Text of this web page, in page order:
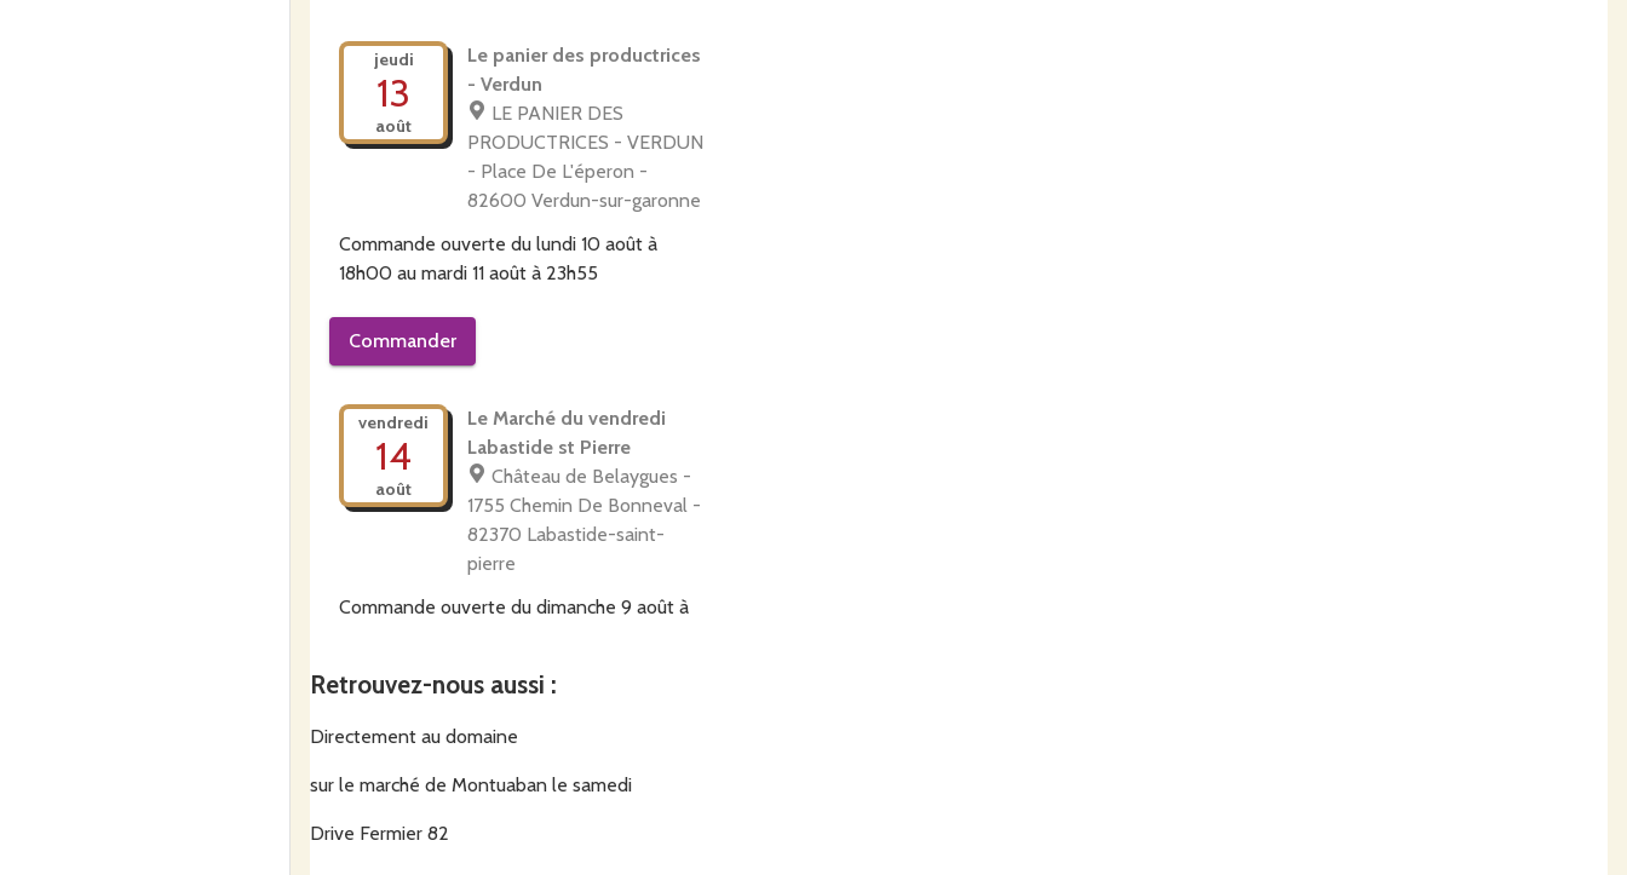
et aimons travailler ensemble , en partenariat avec nos colegues producteurs... d où la cagette ..relationnel direct
jeudi
13
août
Le panier des productrices
- Verdun
LE PANIER DES
PRODUCTRICES - VERDUN
- Place De L'éperon -
82600 Verdun-sur-garonne
Commande ouverte du lundi 10 août à
18h00 au mardi 11 août à 23h55
Commander
vendredi
14
août
Le Marché du vendredi
Labastide st Pierre
Château de Belaygues -
1755 Chemin De Bonneval -
82370 Labastide-saint-
pierre
Commande ouverte du dimanche 9 août à
Retrouvez-nous aussi :
Directement au domaine
sur le marché de Montuaban le samedi
Drive Fermier 82